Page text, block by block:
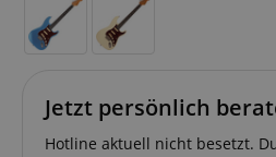
Jetzt persönlich
Hotline aktuell nicht besetzt.